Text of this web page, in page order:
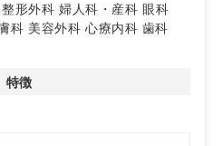
など、多様な診療科目での開
ズに応じたクリニックを展開す
！！
整形外科 婦人科・産科 眼科
科 美容外科 心療内科 歯科
特徴